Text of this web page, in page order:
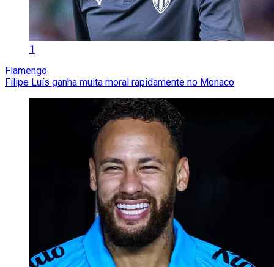
1
Flamengo
Filipe Luís ganha muita moral rapidamente no Monaco